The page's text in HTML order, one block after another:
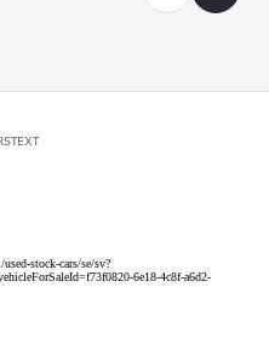
stock-cars/se/sv?
6e18-4c8f-a6d2-